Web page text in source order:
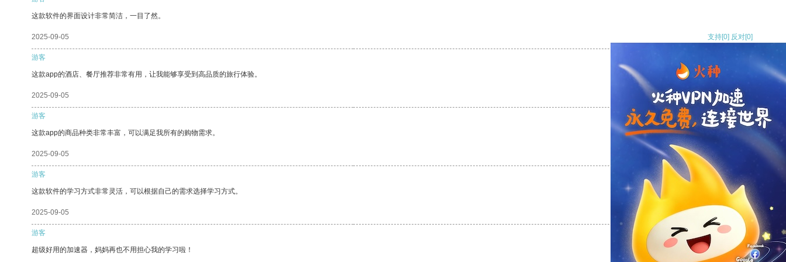
这款软件的界面设计非常简洁，一目了然。
2025-09-05 支持[0] 反对[0]
游客
这款app的酒店、餐厅推荐非常有用，让我能够享受到高品质的旅行体验。
2025-09-05 支持[0] 反对
游客
这款app的商品种类非常丰富，可以满足我所有的购物需求。
2025-09-05 支持
游客
这款软件的学习方式非常灵活，可以根据自己的需求选择学习方式。
2025-09-05 反对 [0]
游客
超级好用的加速器，妈妈再也不用担心我的学习啦！